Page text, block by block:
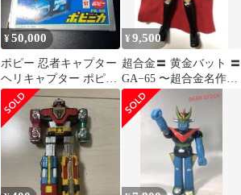
¥50,000
ポピー 忍者キャプター
ヘリキャプター ポピニ
カシリーズ 6441
¥9,500
超合金〓 黄金バット 〓
GA−65 〜超合金名作シ
リーズ ／ポピー／1976
年